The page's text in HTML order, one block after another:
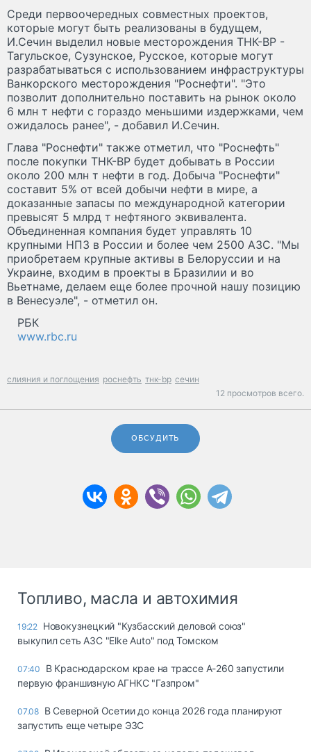
Среди первоочередных совместных проектов,
которые могут быть реализованы в будущем,
И.Сечин выделил новые месторождения ТНК-ВР -
Тагульское, Сузунское, Русское, которые могут
разрабатываться с использованием инфраструктуры
Ванкорского месторождения "Роснефти". "Это
позволит дополнительно поставить на рынок около
6 млн т нефти с гораздо меньшими издержками, чем
ожидалось ранее", - добавил И.Сечин.
Глава "Роснефти" также отметил, что "Роснефть"
после покупки ТНК-BP будет добывать в России
около 200 млн т нефти в год. Добыча "Роснефти"
составит 5% от всей добычи нефти в мире, а
доказанные запасы по международной категории
превысят 5 млрд т нефтяного эквивалента.
Объединенная компания будет управлять 10
крупными НПЗ в России и более чем 2500 АЗС. "Мы
приобретаем крупные активы в Белоруссии и на
Украине, входим в проекты в Бразилии и во
Вьетнаме, делаем еще более прочной нашу позицию
в Венесуэле", - отметил он.
РБК
www.rbc.ru
слияния и поглощения роснефть тнк-bp сечин
12 просмотров всего.
ОБСУДИТЬ
Топливо, масла и автохимия
19:22 Новокузнецкий "Кузбасский деловой союз"
выкупил сеть АЗС "Elke Auto" под Томском
07:40
В Краснодарском крае на трассе А-260 запустили
первую франшизную АГНКС "Газпром"
07.08 В Северной Осетии до конца 2026 года планируют
запустить еще четыре ЭЗС